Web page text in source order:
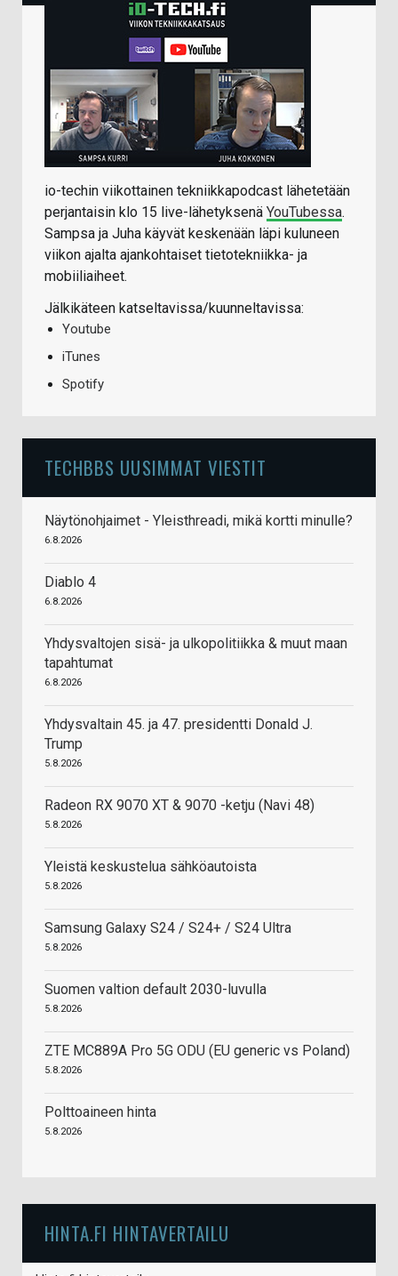
io-techin viikottainen tekniikkapodcast lähetetään
perjantaisin klo 15 live-lähetyksenä YouTubessa.
Sampsa ja Juha käyvät keskenään läpi kuluneen
viikon ajalta ajankohtaiset tietotekniikka- ja
mobiiliaiheet.
Jälkikäteen katseltavissa/kuunneltavissa:
Youtube
iTunes
Spotify
TECHBBS UUSIMMAT VIESTIT
Näytönohjaimet - Yleisthreadi, mikä kortti minulle?
6.8.2026
Diablo 4
6.8.2026
Yhdysvaltojen sisä- ja ulkopolitiikka & muut maan
tapahtumat
6.8.2026
Yhdysvaltain 45. ja 47. presidentti Donald J.
Trump
5.8.2026
Radeon RX 9070 XT & 9070 -ketju (Navi 48)
5.8.2026
Yleistä keskustelua sähköautoista
5.8.2026
Samsung Galaxy S24 / S24+ / S24 Ultra
5.8.2026
Suomen valtion default 2030-luvulla
5.8.2026
ZTE MC889A Pro 5G ODU (EU generic vs Poland)
5.8.2026
Polttoaineen hinta
5.8.2026
HINTA.FI HINTAVERTAILU